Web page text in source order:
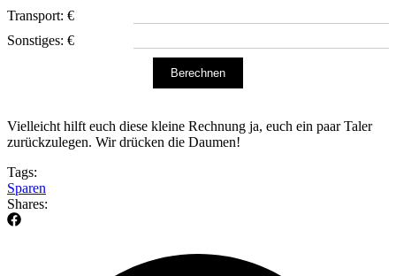
Transport: €
Sonstiges: €
Berechnen
Vielleicht hilft euch diese kleine Rechnung ja, euch ein paar Taler
zurückzulegen. Wir drücken die Daumen!
Tags:
Sparen
Shares: